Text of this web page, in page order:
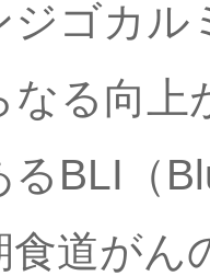
ジゴカ
なる向
るBLI（
食道がん